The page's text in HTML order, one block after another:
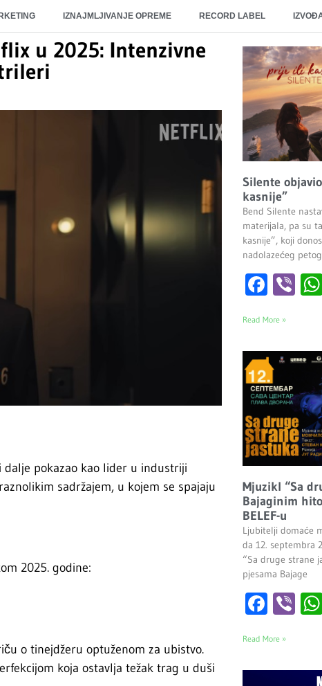
IZNAJMLJIVANJE OPREME RECORD LABEL
u 2025: Intenzivne
pokazao kao lider u industriji
sadržajem, u kojem se spajaju
2025. godine:
o tinejdžeru optuženom za ubistvo.
koja ostavlja težak trag u duši
Silente
kasnije”
Bend Silente
materijala, pa su
kasnije”, koji
nadolazećeg
Read More »
Mjuzikl “Sa
Bajaginim
BELEF-u
Ljubitelji domaće
da 12. septembra
“Sa druge strane
pjesama Bajage
Read More »